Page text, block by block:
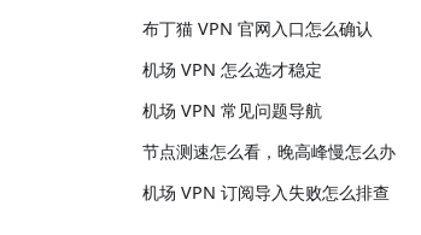
布丁猫 VPN 官网入口怎么确认
机场 VPN 怎么选才稳定
机场 VPN 常见问题导航
节点测速怎么看，晚高峰慢怎么办
机场 VPN 订阅导入失败怎么排查